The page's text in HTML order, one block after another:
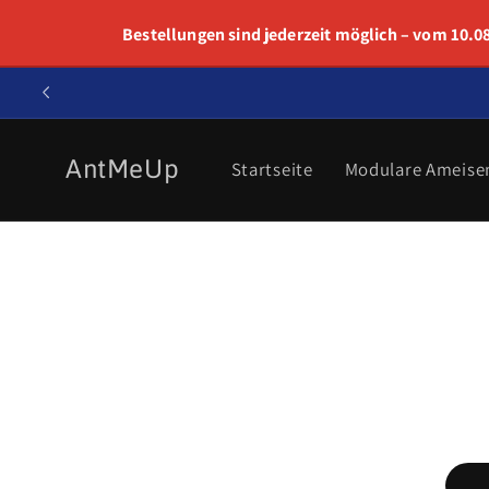
Bestellungen sind jederzeit möglich – vom
AntMeUp Startseite Modulare